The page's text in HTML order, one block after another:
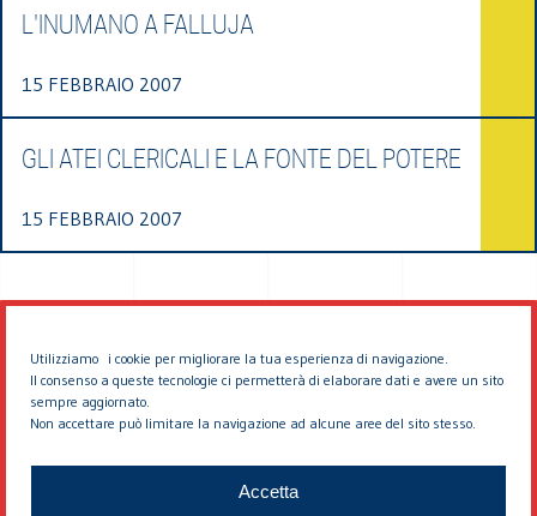
Utilizziamo i cookie per migliorare la tua esperienza di navigazione.
Il consenso a queste tecnologie ci permetterà di elaborare dati e avere un sito
sempre aggiornato.
Non accettare può limitare la navigazione ad alcune aree del sito stesso.
Accetta
L'INUMANO A FALLUJA
15 FEBBRAIO 2007
GLI ATEI CLERICALI E LA FONTE DEL POTERE
15 FEBBRAIO 2007
© 2026 EDDYBURG